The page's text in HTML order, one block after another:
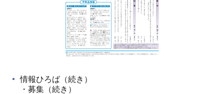
情報ひろば（続き）
・募集（続き）